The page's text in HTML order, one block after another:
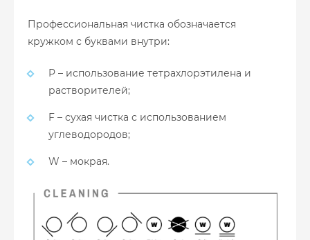
Профессиональная чистка обозначается
кружком с буквами внутри:
P – использование тетрахлорэтилена и
растворителей;
F – сухая чистка с использованием
углеводородов;
W – мокрая.